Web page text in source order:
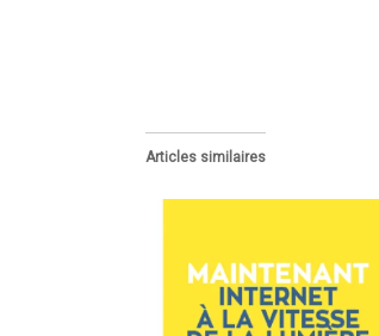
Articles similaires